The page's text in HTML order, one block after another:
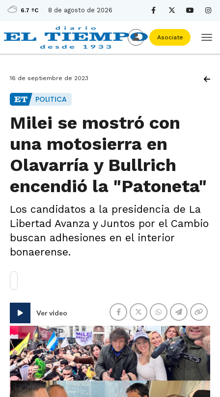
6.7 ºC 8 de agosto de 2026
Asociate
16 de septiembre de 2023
POLITICA
Milei se mostró con
una motosierra en
Olavarría y Bullrich
encendió la "Patoneta"
Los candidatos a la presidencia de La
Libertad Avanza y Juntos por el Cambio
buscan adhesiones en el interior
bonaerense.
Ver video